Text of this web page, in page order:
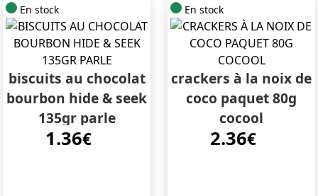
En stock
biscuits au chocolat
bourbon hide & seek
135gr parle
1.36€
En stock
crackers à la noix de
coco paquet 80g
cocool
2.36€